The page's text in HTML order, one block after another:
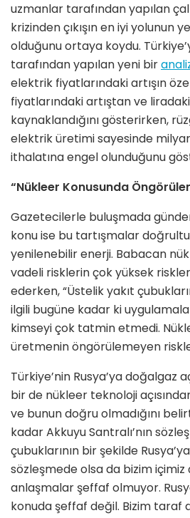
uzmanlar tarafından yapılan
krizinden çıkışın en iyi yolunun
olduğunu ortaya koydu.
tarafından yapılan yeni bir
elektrik fiyatlarındaki artışın
fiyatlarındaki artıştan ve
kaynaklandığını gösterirken,
elektrik üretimi sayesinde
ithalatına engel olunduğunu
“Nükleer Konusunda
Gazetecilerle buluşmada
konu ise bu tartışmalar
yenilenebilir enerji. Babacan
vadeli risklerin çok yüksek
ederken, “Üstelik yakıt
ilgili bugüne kadar ki
kimseyi çok tatmin etmedi.
üretmenin öngörülemeyen
Türkiye’nin Rusya’ya doğalgaz
bir de nükleer teknoloji
ve bunun doğru olmadığını
kadar Akkuyu Santralı’nın
çubuklarının bir şekilde
sözleşmede olsa da bizim
anlaşmalar şeffaf olmuyor.
konuda şeffaf değil. Bizim taraf